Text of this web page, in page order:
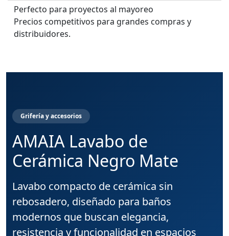
Perfecto para proyectos al mayoreo
Precios competitivos para grandes compras y
distribuidores.
Grifería y accesorios
AMAIA Lavabo de
Cerámica Negro Mate
Lavabo compacto de cerámica sin
rebosadero, diseñado para baños
modernos que buscan elegancia,
resistencia y funcionalidad en espacios